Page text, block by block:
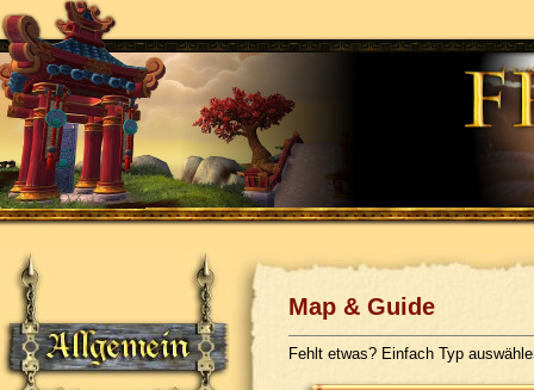
Map & Guide
Fehlt etwas? Einfach Typ